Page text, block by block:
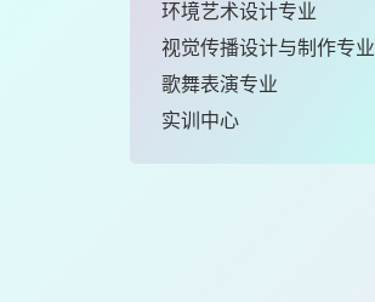
环境艺术设计专业
视觉传播设计与制作专业
歌舞表演专业
实训中心